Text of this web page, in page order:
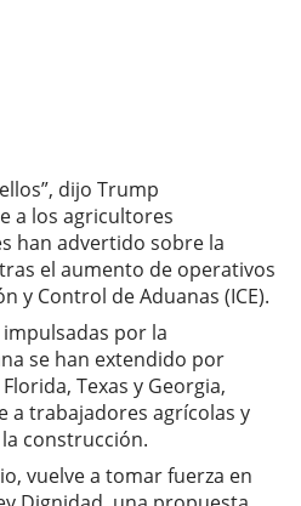
dijo Trump
a los agricultores
han advertido sobre la
el aumento de operativos
y Control de Aduanas (ICE).
por la
se han extendido por
Texas y Georgia,
a trabajadores agrícolas y
construcción.
vuelve a tomar fuerza en